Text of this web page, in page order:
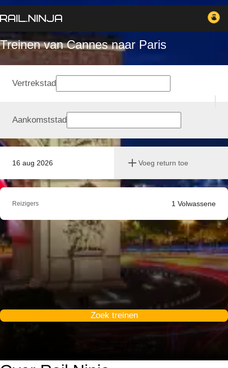
Treinen van Cannes naar Paris
16 aug 2026 Voeg return toe
Vertrekstad
Aankomststad
Reizigers 1 Volwassene
Zoek treinen